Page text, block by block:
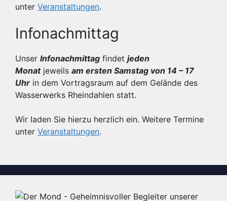
unter Veranstaltungen.
Infonachmittag
Unser Infonachmittag findet jeden
Monatjeweils am ersten Samstag von 14 – 17
Uhr in dem Vortragsraum auf dem Gelände des
Wasserwerks Rheindahlen statt.
Wir laden Sie hierzu herzlich ein. Weitere Termine
unter Veranstaltungen.